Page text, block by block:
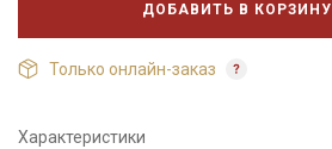
ДОБАВИТЬ В КОРЗИНУ
Только онлайн-заказ
Характеристики